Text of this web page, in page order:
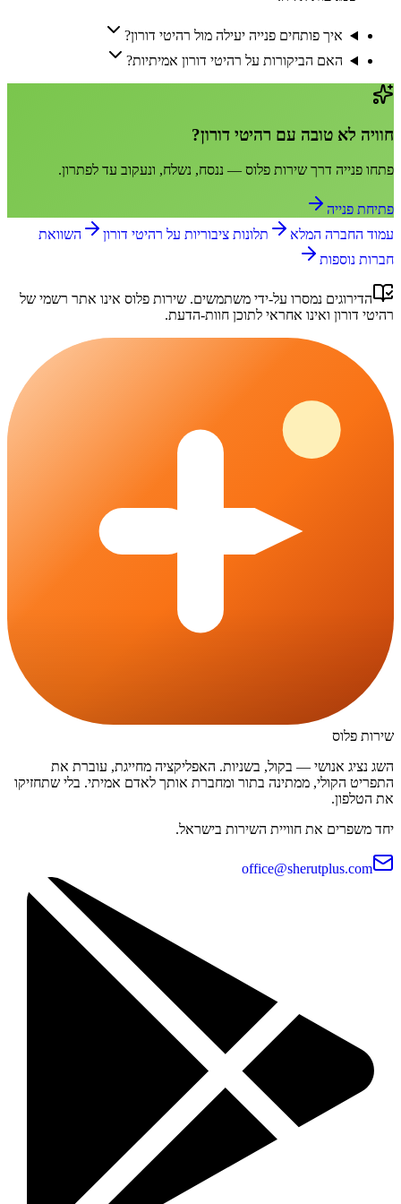
איך פותחים פנייה יעילה מול רהיטי דורון?
האם הביקורות על רהיטי דורון אמיתיות?
חוויה לא טובה עם רהיטי דורון?
פתחו פנייה דרך שירות פלוס — ננסח, נשלח, ונעקוב עד לפתרון.
פתיחת פנייה
עמוד החברה המלא
תלונות ציבוריות על רהיטי דורון
השוואת
חברות נוספות
הדירוגים נמסרו על-ידי משתמשים. שירות פלוס אינו אתר רשמי של
רהיטי דורון ואינו אחראי לתוכן חוות-הדעת.
שירות פלוס
השג נציג אנושי — בקול, בשניות. האפליקציה מחייגת, עוברת את
התפריט הקולי, ממתינה בתור ומחברת אותך לאדם אמיתי. בלי שתחזיקו
את הטלפון.
יחד משפרים את חוויית השירות בישראל.
office@sherutplus.com